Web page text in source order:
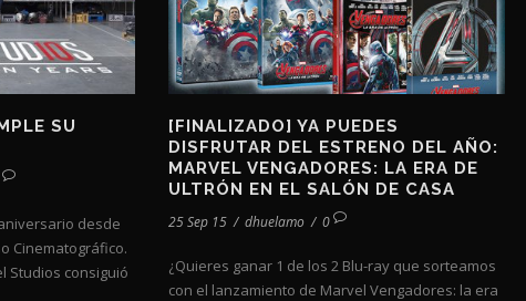
SU
desde
Cinematográfico.
Studios consiguió
[FINALIZADO] YA PUEDES
DISFRUTAR DEL ESTRENO DEL AÑO:
MARVEL VENGADORES: LA ERA DE
ULTRÓN EN EL SALÓN DE CASA
25 Sep 15 / dhuelamo / 0
¿Quieres ganar 1 de los 2 Blu-ray que sorteamos
con el lanzamiento de Marvel Vengadores: la era